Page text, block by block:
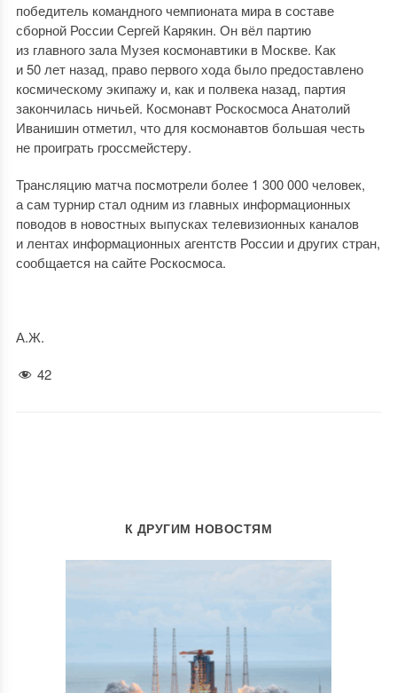
победитель командного чемпионата мира в составе
сборной России Сергей Карякин. Он вёл партию
из главного зала Музея космонавтики в Москве. Как
и 50 лет назад, право первого хода было предоставлено
космическому экипажу и, как и полвека назад, партия
закончилась ничьей. Космонавт Роскосмоса Анатолий
Иванишин отметил, что для космонавтов большая честь
не проиграть гроссмейстеру.
Трансляцию матча посмотрели более 1 300 000 человек,
а сам турнир стал одним из главных информационных
поводов в новостных выпусках телевизионных каналов
и лентах информационных агентств России и других стран,
сообщается на сайте Роскосмоса.
А.Ж.
42
К ДРУГИМ НОВОСТЯМ